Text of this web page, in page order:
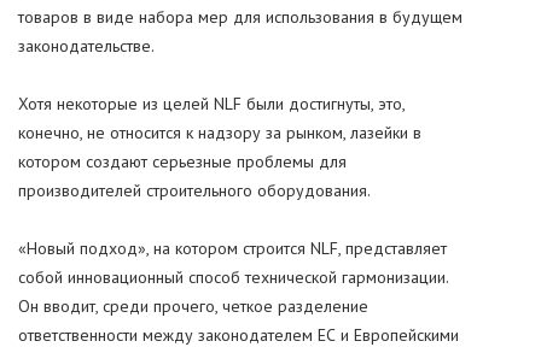
товаров в виде набора мер для использования в будущем
законодательстве.
Хотя некоторые из целей NLF были достигнуты, это,
конечно, не относится к надзору за рынком, лазейки в
котором создают серьезные проблемы для
производителей строительного оборудования.
«Новый подход», на котором строится NLF, представляет
собой инновационный способ технической гармонизации.
Он вводит, среди прочего, четкое разделение
ответственности между законодателем ЕС и Европейскими